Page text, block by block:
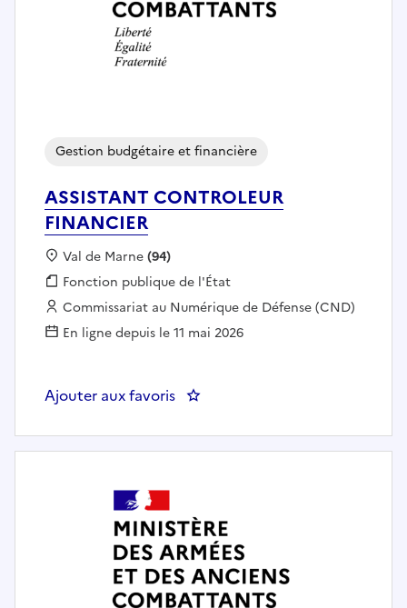
ASSISTANT CONTROLEUR
FINANCIER
Gestion budgétaire et financière
Localisation :
Val de Marne(94)
Fonction publique :
Fonction publique de l'État
Employeur :
Commissariat au Numérique de Défense (CND)
En ligne depuis le 11 mai 2026
Ajouter aux favoris : ASSISTANT CONTROLEUR